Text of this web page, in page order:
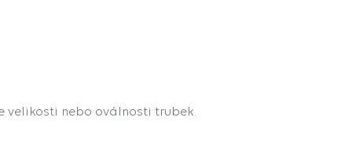
velikosti nebo oválnosti trubek.